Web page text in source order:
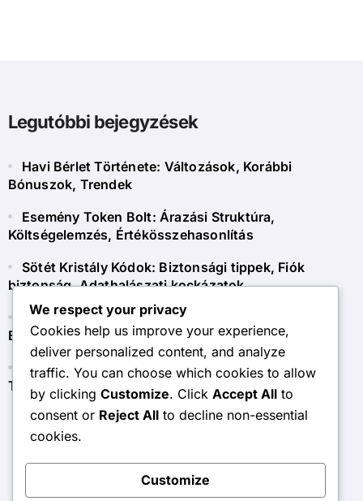
Legutóbbi bejegyzések
Havi Bérlet Története: Változások, Korábbi
Bónuszok, Trendek
Esemény Token Bolt: Árazási Struktúra,
Költségelemzés, Értékösszehasonlítás
Sötét Kristály Kódok: Biztonsági tippek, Fiók
biztonság, Adathalászati kockázatok
Sötét Kristály Kódok: Közösségi események,
Együttműködések, Partnerségek
Esemény Token Bolt: GYIK, Gyakori Kérdések,
Tisztázások
surrend.org
We respect your privacy
Cookies help us improve your experience,
deliver personalized content, and analyze
traffic. You can choose which cookies to allow
by clicking Customize. Click Accept All to
consent or Reject All to decline non-essential
cookies.
Customize